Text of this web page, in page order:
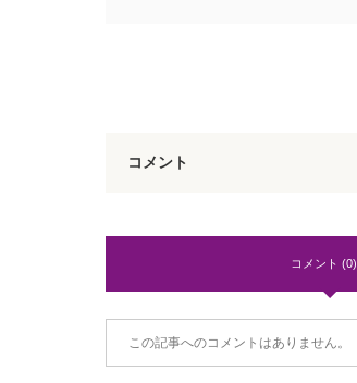
コメント
コメント (0)
この記事へのコメントはありません。